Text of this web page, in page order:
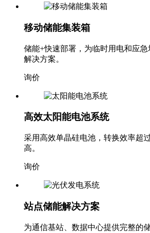
移动储能集装箱
储能+快速部署，为临时用电和应
解决方案。
询价
高效太阳能电池系统
采用高效单晶硅电池，转换效率超
高。
询价
站点储能解决方案
为通信基站、数据中心提供完整的